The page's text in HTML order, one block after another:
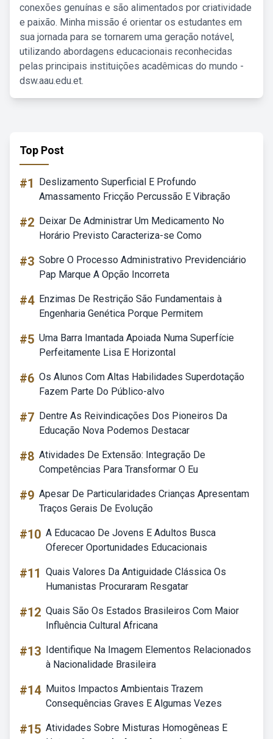
conexões genuínas e são alimentados por criatividade
e paixão. Minha missão é orientar os estudantes em
sua jornada para se tornarem uma geração notável,
utilizando abordagens educacionais reconhecidas
pelas principais instituições acadêmicas do mundo -
dsw.aau.edu.et.
Top Post
#1
Deslizamento Superficial E Profundo
Amassamento Fricção Percussão E Vibração
#2 Deixar De Administrar Um Medicamento No
Horário Previsto Caracteriza-se Como
#3 Sobre O Processo Administrativo Previdenciário
Pap Marque A Opção Incorreta
#4 Enzimas De Restrição São Fundamentais à
Engenharia Genética Porque Permitem
#5 Uma Barra Imantada Apoiada Numa Superfície
Perfeitamente Lisa E Horizontal
#6 Os Alunos Com Altas Habilidades Superdotação
Fazem Parte Do Público-alvo
#7 Dentre As Reivindicações Dos Pioneiros Da
Educação Nova Podemos Destacar
#8 Atividades De Extensão: Integração De
Competências Para Transformar O Eu
#9 Apesar De Particularidades Crianças Apresentam
Traços Gerais De Evolução
#10 A Educacao De Jovens E Adultos Busca
Oferecer Oportunidades Educacionais
#11 Quais Valores Da Antiguidade Clássica Os
Humanistas Procuraram Resgatar
#12 Quais São Os Estados Brasileiros Com Maior
Influência Cultural Africana
#13 Identifique Na Imagem Elementos Relacionados
à Nacionalidade Brasileira
#14 Muitos Impactos Ambientais Trazem
Consequências Graves E Algumas Vezes
#15 Atividades Sobre Misturas Homogêneas E